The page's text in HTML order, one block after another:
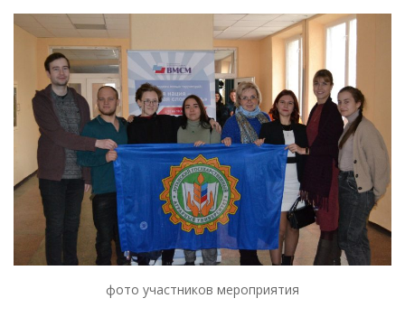
фото участников мероприятия